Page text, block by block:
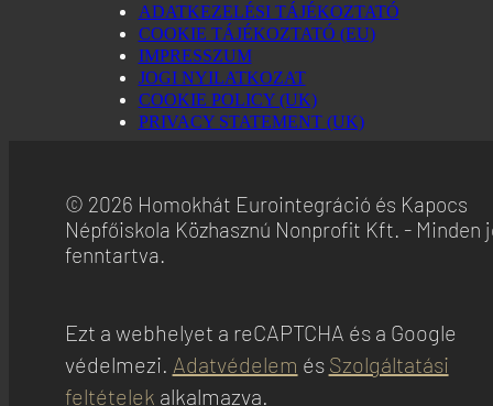
ADATKEZELÉSI TÁJÉKOZTATÓ
COOKIE TÁJÉKOZTATÓ (EU)
IMPRESSZUM
JOGI NYILATKOZAT
COOKIE POLICY (UK)
PRIVACY STATEMENT (UK)
© 2026 Homokhát Eurointegráció és Kapocs
Népfőiskola Közhasznú Nonprofit Kft. - Minden
fenntartva.
Ezt a webhelyet a reCAPTCHA és a Google
védelmezi. Adatvédelem és Szolgáltatási
feltételek alkalmazva.